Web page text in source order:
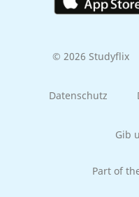
© 2026 Studyflix
Datenschutz
Gib
Part of